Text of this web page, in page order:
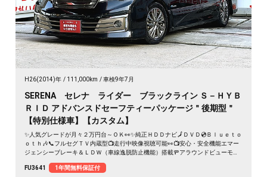
H26(2014)年 111,000km 車検9年7月
SERENA セレナ ライダー ブラックライン Ｓ－ＨＹＢ
ＲＩＤ アドバンスドセーフティーパッケージ＂後期型＂
【特別仕様車】【カスタム】
✨人気グレードが月々２万円台～ＯＫ👀✨純正ＨＤＤナビ🗾ＤＶＤ💿Ｂｌｕｅｔｏ
ｏｔｈ🎶📞フルセグＴＶ内蔵型📺走行中映像視聴可能👀📺安心・安全機能エマー
ジェンシーブレーキ＆ＬＤＷ（車線逸脱防止機能）搭載🚥アラウンドビューモニ
テリアをトータルコーディネートしたカスタムカー「ライダー」💎🌈🚗車検２年
FU3641 1年間無料保証付